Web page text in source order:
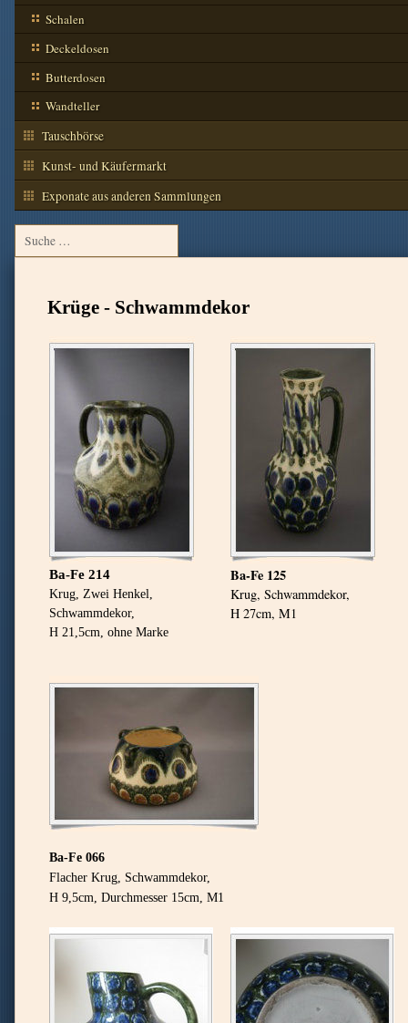
Schalen
Deckeldosen
Butterdosen
Wandteller
Tauschbörse
Kunst- und Käufermarkt
Exponate aus anderen Sammlungen
Krüge - Schwammdekor
Ba-Fe 214
Krug, Zwei Henkel,
Schwammdekor,
H 21,5cm, ohne Marke
Ba-Fe 125
Krug, Schwammdekor,
H 27cm, M1
Ba-Fe 066
Flacher Krug, Schwammdekor,
H 9 ,5cm, Durchmesser 15cm, M1